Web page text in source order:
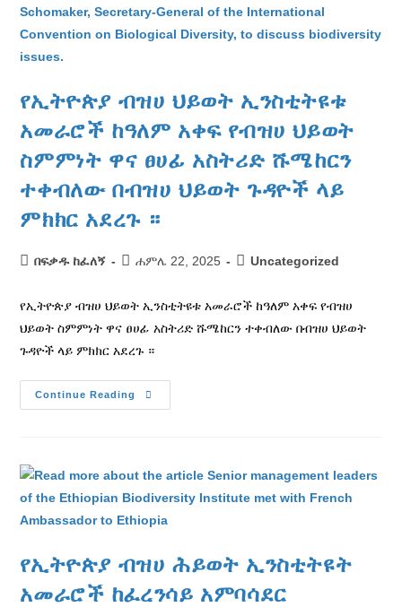
የኢትዮጵያ ብዝሀ ህይወት ኢንስቲትዩቱ
አመራሮች ከዓለም አቀፍ የብዝሀ ህይወት
ስምምነት ዋና ፀሀፊ አስትሪድ ሹሜከርን
ተቀብለው በብዝሀ ህይወት ጉዳዮች ላይ
ምክክር አደረጉ ።
በፍቃዱ ከፈለኝ ሐምሌ 22, 2025 Uncategorized
የኢትዮጵያ ብዝሀ ህይወት ኢንስቲትዩቱ አመራሮች ከዓለም አቀፍ የብዝሀ
ህይወት ስምምነት ዋና ፀሀፊ አስትሪድ ሹሜከርን ተቀብለው በብዝሀ ህይወት
ጉዳዮች ላይ ምክክር አደረጉ ።
Continue Reading
የኢትዮጵያ ብዝሀ ሕይወት ኢንስቲትዩት
አመራሮች ከፈረንሳይ አምባሳደር